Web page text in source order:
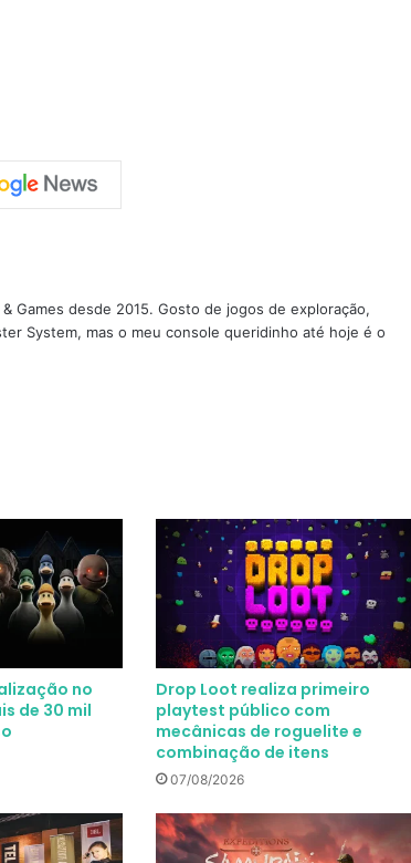
Games desde 2015. Gosto de jogos de exploração,
System, mas o meu console queridinho até hoje é o
no
de 30 mil
Drop Loot realiza primeiro
playtest público com
mecânicas de roguelite e
combinação de itens
07/08/2026